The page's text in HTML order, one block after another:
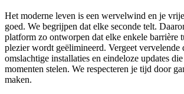
Het moderne leven is een wervelwind en je
goed. We begrijpen dat elke seconde telt.
platform zo ontworpen dat elke enkele barrière
plezier wordt geëlimineerd. Vergeet vervelende
omslachtige installaties en eindeloze updates
momenten stelen. We respecteren je tijd door
maken.